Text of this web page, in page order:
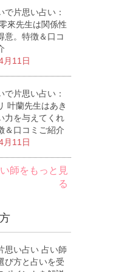
で片思い占い：
來先生は関係性
意。特徴＆口コ
月11日
で片思い占い：
叶蘭先生はあき
力を与えてくれ
＆口コミご紹介
月11日
師をもっと見
る
思い占い 占い師
び方と占いを受